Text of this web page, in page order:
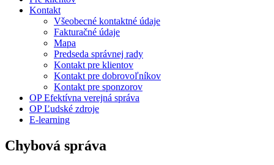
Kontakt
Všeobecné kontaktné údaje
Fakturačné údaje
Mapa
Predseda správnej rady
Kontakt pre klientov
Kontakt pre dobrovoľníkov
Kontakt pre sponzorov
OP Efektívna verejná správa
OP Ľudské zdroje
E-learning
Chybová správa